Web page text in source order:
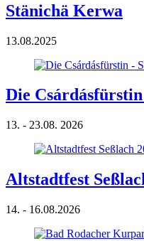
Stänichä Kerwa
13.08.2025
Die
13. - 23.08. 2026
Altstadtfest
14. - 16.08.2026